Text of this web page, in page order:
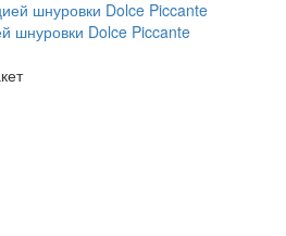
шнуровки Dolce Piccante